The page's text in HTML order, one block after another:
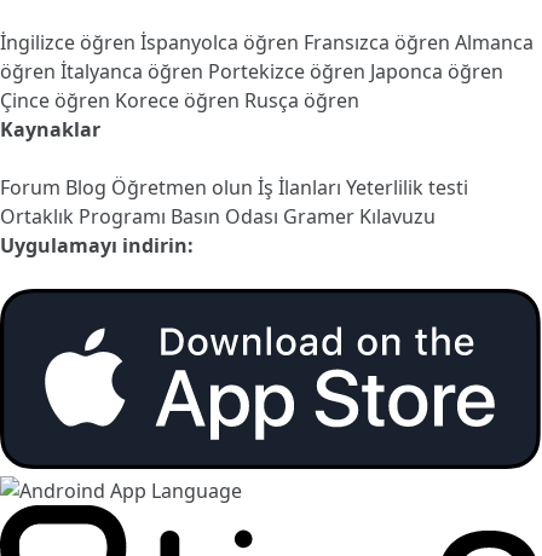
İngilizce öğren İspanyolca öğren Fransızca öğren Almanca
öğren İtalyanca öğren Portekizce öğren Japonca öğren
Çince öğren Korece öğren Rusça öğren
Kaynaklar
Forum Blog Öğretmen olun İş İlanları Yeterlilik testi
Ortaklık Programı Basın Odası Gramer Kılavuzu
Uygulamayı indirin: